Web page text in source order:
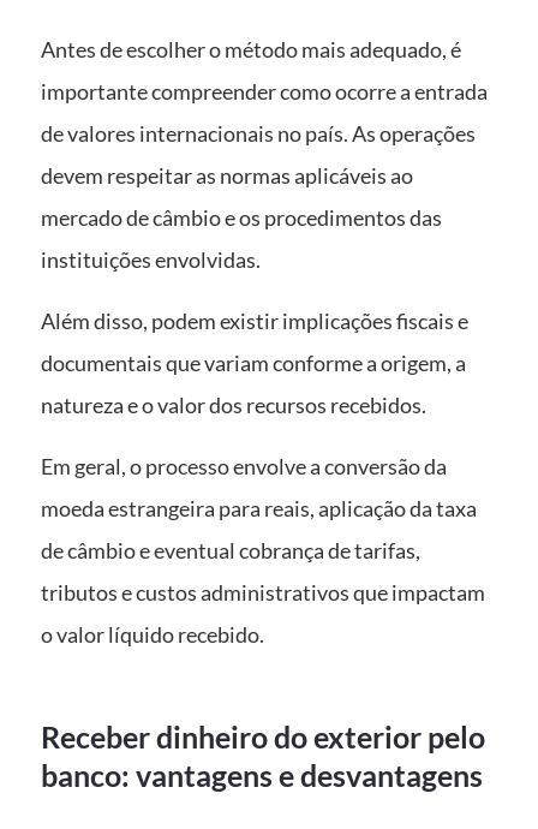
Antes de escolher o método mais adequado, é
importante compreender como ocorre a entrada
de valores internacionais no país. As operações
devem respeitar as normas aplicáveis ao
mercado de câmbio e os procedimentos das
instituições envolvidas.
Além disso, podem existir implicações fiscais e
documentais que variam conforme a origem, a
natureza e o valor dos recursos recebidos.
Em geral, o processo envolve a conversão da
moeda estrangeira para reais, aplicação da taxa
de câmbio e eventual cobrança de tarifas,
tributos e custos administrativos que impactam
o valor líquido recebido.
Receber dinheiro do exterior pelo
banco: vantagens e desvantagens